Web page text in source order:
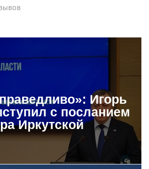
Игорь
с посланием
Иркутской